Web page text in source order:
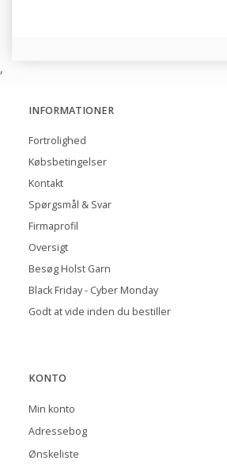
,
INFORMATIONER
Fortrolighed
Købsbetingelser
Kontakt
Spørgsmål & Svar
Firmaprofil
Oversigt
Besøg Holst Garn
Black Friday - Cyber Monday
Godt at vide inden du bestiller
KONTO
Min konto
Adressebog
Ønskeliste